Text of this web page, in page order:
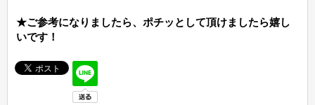
★ご参考になりましたら、ポチッとして頂けましたら嬉し
いです！